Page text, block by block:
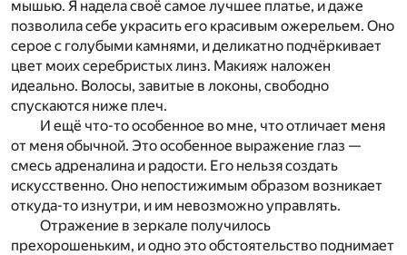
мышью. Я надела своё самое лучшее платье, и даже
позволила себе украсить его красивым ожерельем. Оно
серое с голубыми камнями, и деликатно подчёркивает
цвет моих серебристых линз. Макияж наложен
идеально. Волосы, завитые в локоны, свободно
спускаются ниже плеч.
И ещё что-то особенное во мне, что отличает меня
от меня обычной. Это особенное выражение глаз —
смесь адреналина и радости. Его нельзя создать
искусственно. Оно непостижимым образом возникает
откуда-то изнутри, и им невозможно управлять.
Отражение в зеркале получилось
прехорошеньким, и одно это обстоятельство поднимает